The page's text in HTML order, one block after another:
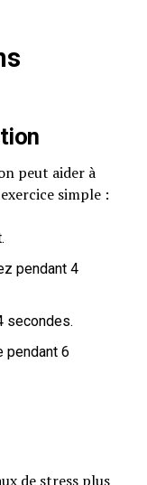
peut aider à
simple :
pendant 4
secondes.
pendant 6
de stress plus